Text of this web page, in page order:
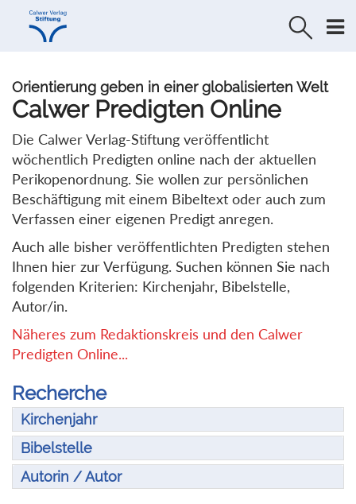
Direkt
Direkt
Orientierung geben in einer globalisierten Welt
Calwer Predigten Online
Die Calwer Verlag-Stiftung veröffentlicht
wöchentlich Predigten online nach der aktuellen
Perikopenordnung. Sie wollen zur persönlichen
Beschäftigung mit einem Bibeltext oder auch zum
Verfassen einer eigenen Predigt anregen.
Auch alle bisher veröffentlichten Predigten stehen
Ihnen hier zur Verfügung. Suchen können Sie nach
folgenden Kriterien: Kirchenjahr, Bibelstelle,
Autor/in.
Näheres zum Redaktionskreis und den Calwer
Predigten Online...
Recherche
Kirchenjahr
Bibelstelle
Autorin / Autor